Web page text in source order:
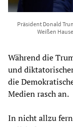
Präsident Donald
Weißen
Während die
und
die
Medien rasch an.
In nicht allzu